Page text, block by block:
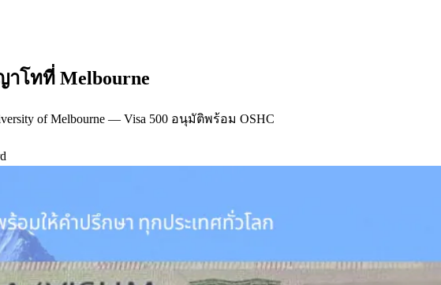
าโทที่ Melbourne
of Melbourne — Visa 500 อนุมัติพร้อม OSHC